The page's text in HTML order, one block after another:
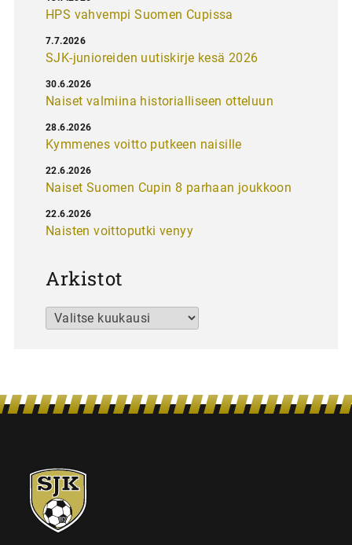
HPS vahvempi Suomen Cupissa
SJK-junioreiden uutiskirje kesä 2026
7.7.2026
Naiset valmiina historialliseen otteluun
30.6.2026
Kymmenes voitto putkeen naisille
28.6.2026
Naiset Suomen Cupin 8 parhaan joukkoon
22.6.2026
Naisten voittoputki venyy
22.6.2026
Arkistot
Arkistot
SJK-
juniorit